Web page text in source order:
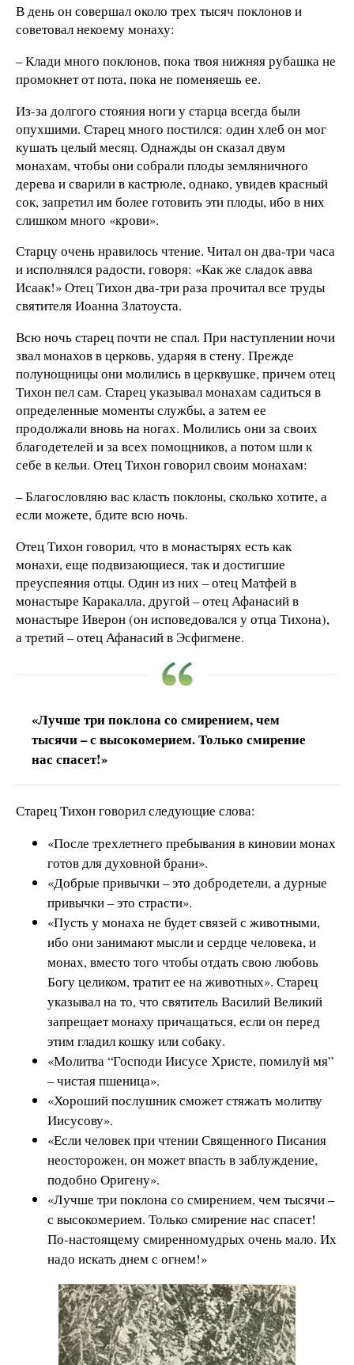
В день он совершал около трех тысяч поклонов и
советовал некоему монаху:
– Клади много поклонов, пока твоя нижняя рубашка не
промокнет от пота, пока не поменяешь ее.
Из-за долгого стояния ноги у старца всегда были
опухшими. Старец много постился: один хлеб он мог
кушать целый месяц. Однажды он сказал двум
монахам, чтобы они собрали плоды земляничного
дерева и сварили в кастрюле, однако, увидев красный
сок, запретил им более готовить эти плоды, ибо в них
слишком много «крови».
Старцу очень нравилось чтение. Читал он два-три часа
и исполнялся радости, говоря: «Как же сладок авва
Исаак!» Отец Тихон два-три раза прочитал все труды
святителя Иоанна Златоуста.
Всю ночь старец почти не спал. При наступлении ночи
звал монахов в церковь, ударяя в стену. Прежде
полунощницы они молились в церквушке, причем отец
Тихон пел сам. Старец указывал монахам садиться в
определенные моменты службы, а затем ее
продолжали вновь на ногах. Молились они за своих
благодетелей и за всех помощников, а потом шли к
себе в кельи. Отец Тихон говорил своим монахам:
– Благословляю вас класть поклоны, сколько хотите, а
если можете, бдите всю ночь.
Отец Тихон говорил, что в монастырях есть как
монахи, еще подвизающиеся, так и достигшие
преуспеяния отцы. Один из них – отец Матфей в
монастыре Каракалла, другой – отец Афанасий в
монастыре Иверон (он исповедовался у отца Тихона),
а третий – отец Афанасий в Эсфигмене.
«Лучше три поклона со смирением, чем
тысячи – с высокомерием. Только смирение
нас спасет!»
Старец Тихон говорил следующие слова:
«После трехлетнего пребывания в киновии монах
готов для духовной брани».
«Добрые привычки – это добродетели, а дурные
привычки – это страсти».
«Пусть у монаха не будет связей с животными,
ибо они занимают мысли и сердце человека, и
монах, вместо того чтобы отдать свою любовь
Богу целиком, тратит ее на животных». Старец
указывал на то, что святитель Василий Великий
запрещает монаху причащаться, если он перед
этим гладил кошку или собаку.
«Молитва “Господи Иисусе Христе, помилуй мя”
– чистая пшеница».
«Хороший послушник сможет стяжать молитву
Иисусову».
«Если человек при чтении Священного Писания
неосторожен, он может впасть в заблуждение,
подобно Оригену».
«Лучше три поклона со смирением, чем тысячи –
с высокомерием. Только смирение нас спасет!
По-настоящему смиренномудрых очень мало. Их
надо искать днем с огнем!»